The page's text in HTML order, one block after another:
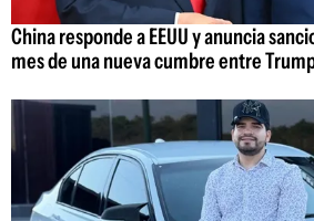
China responde a EEUU y anuncia
mes de una nueva cumbre entre